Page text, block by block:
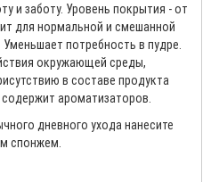
и заботу. Уровень покрытия - от
для нормальной и смешанной
потребность в пудре.
окружающей среды,
в составе продукта
ароматизаторов.
дневного ухода нанесите
спонжем.